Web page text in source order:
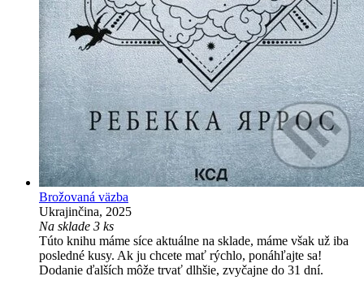
Brožovaná väzba
Ukrajinčina, 2025
Na sklade 3 ks
Túto knihu máme síce aktuálne na sklade, máme však už iba
posledné kusy. Ak ju chcete mať rýchlo, ponáhľajte sa!
Dodanie ďalších môže trvať dlhšie, zvyčajne do 31 dní.